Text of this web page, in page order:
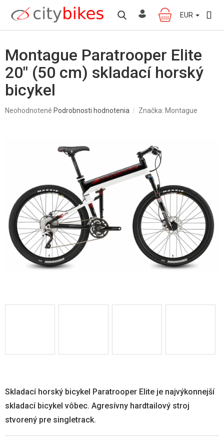
obsah
NÁKUPNÝ
KOŠÍK
EUR
Montague Paratrooper Elite
20" (50 cm) skladací horský
bicykel
Priemerné
Neohodnotené Podrobnosti hodnotenia Značka: Montague
Skladací horský bicykel Paratrooper Elite je najvýkonnejší
skladací bicykel vôbec. Agresívny hardtailový stroj
stvorený pre singletrack.